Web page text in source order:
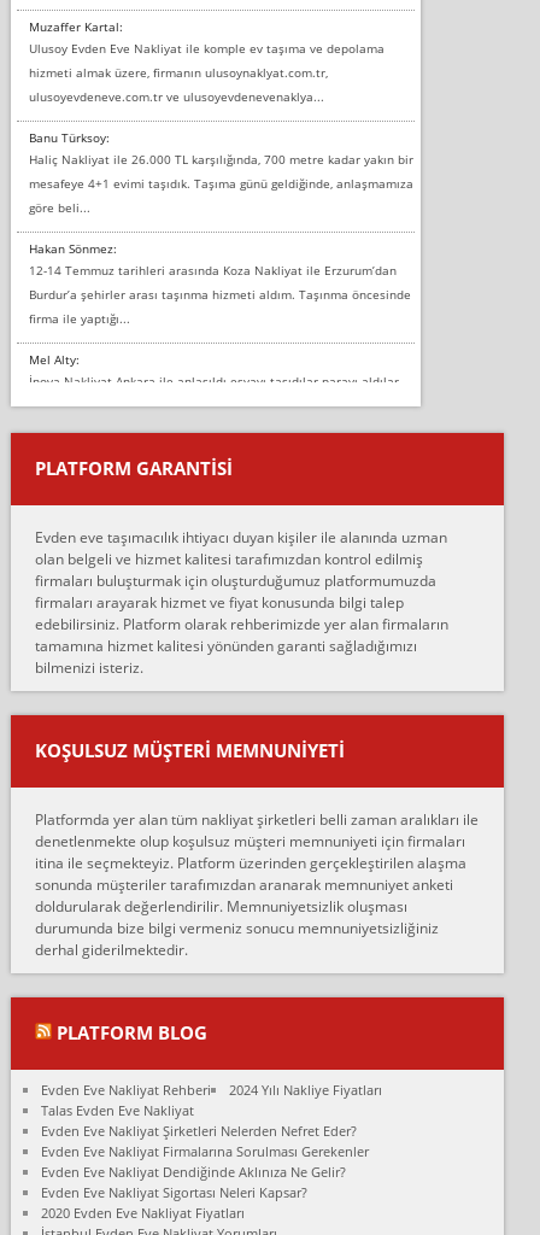
Muzaffer Kartal:
Ulusoy Evden Eve Nakliyat ile komple ev taşıma ve depolama
hizmeti almak üzere, firmanın ulusoynaklyat.com.tr,
ulusoyevdeneve.com.tr ve ulusoyevdenevenaklya...
Banu Türksoy:
Haliç Nakliyat ile 26.000 TL karşılığında, 700 metre kadar yakın bir
mesafeye 4+1 evimi taşıdık. Taşıma günü geldiğinde, anlaşmamıza
göre beli...
Hakan Sönmez:
12-14 Temmuz tarihleri arasında Koza Nakliyat ile Erzurum’dan
Burdur’a şehirler arası taşınma hizmeti aldım. Taşınma öncesinde
firma ile yaptığı...
Mel Alty:
İnova Nakliyat Ankara ile anlaşıldı eşyayı taşıdılar parayı aldılar.
Salon duvarına bir baktım birisi boydan alüminyum renkli bantı
yapıştırm...
Murat:
çalıştıklarını, müş...
Ahmet:
Lüleburgaz güngünes evden eve naklyat eşyalarımı taşımak için
anlaştık sabah eve geldiklerinde de eşyalarımı düzgün şekilde
sarcaz demelerine r...
mehmet güldü:
Ankara ALİCANLAR NAKLİYAT Tutarsız ve ticari ahlak problemleri
var verdikleri fiyat teklifini arttırdılar. Sonrasında taşıma gününde
oldukça tutarsı...
Ankara Alicanlar naklyat tel 5465524025. 2600 TL'ye ankaradan
Konya ya Alicanlar naklyat la anlaştık bu şahıs evin taşınacağı gün
fiyatın mazoto gele...
Fatih kokmese:
Diyarbakır dan eşyamı getirtmek için anlaştım sözleşme yaptım.
Son anda fiyat artırdılar.. mecburiyetten tasittim.. bu kişiler ağrılı
Ali:
olduk. Asansörlü dediler sonra uraya asansör kurulmaz dediler
fark istediler. ortada asa...
Nimet:
Ben 2021 Ağustos ilk haftası Evimi taşıdım yani İstanbul'un bir
Mahallesi'nden bir başka Mahallesi'ne yani Ümraniye bölgesinde
oturuyorum önceleri ara...
PLATFORM GARANTİSİ
Evden eve taşımacılık ihtiyacı duyan kişiler ile alanında uzman
olan belgeli ve hizmet kalitesi tarafımızdan kontrol edilmiş
firmaları buluşturmak için oluşturduğumuz platformumuzda
firmaları arayarak hizmet ve fiyat konusunda bilgi talep
edebilirsiniz. Platform olarak rehberimizde yer alan firmaların
tamamına hizmet kalitesi yönünden garanti sağladığımızı
bilmenizi isteriz.
KOŞULSUZ MÜŞTERI MEMNUNIYETI
Platformda yer alan tüm nakliyat şirketleri belli zaman aralıkları ile
denetlenmekte olup koşulsuz müşteri memnuniyeti için firmaları
itina ile seçmekteyiz. Platform üzerinden gerçekleştirilen alaşma
sonunda müşteriler tarafımızdan aranarak memnuniyet anketi
doldurularak değerlendirilir. Memnuniyetsizlik oluşması
durumunda bize bilgi vermeniz sonucu memnuniyetsizliğiniz
derhal giderilmektedir.
PLATFORM BLOG
Evden Eve Nakliyat Rehberi
2024 Yılı Nakliye Fiyatları
Talas Evden Eve Nakliyat
Evden Eve Nakliyat Şirketleri Nelerden Nefret Eder?
Evden Eve Nakliyat Firmalarına Sorulması Gerekenler
Evden Eve Nakliyat Dendiğinde Aklınıza Ne Gelir?
Evden Eve Nakliyat Sigortası Neleri Kapsar?
2020 Evden Eve Nakliyat Fiyatları